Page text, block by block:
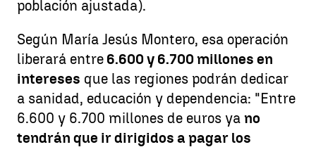
población ajustada).
Según María Jesús Montero, esa operación
liberará entre 6.600 y 6.700 millones en
intereses que las regiones podrán dedicar
a sanidad, educación y dependencia: "Entre
6.600 y 6.700 millones de euros ya no
tendrán que ir dirigidos a pagar los